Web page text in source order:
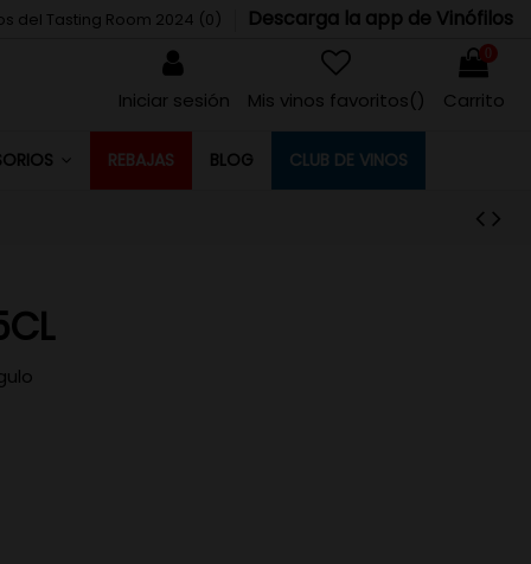
del Tasting Room 2024 (0) Descarga la app de Vinófilos
Iniciar sesión Mis vinos favoritos() Carrito
REBAJAS BLOG CLUB DE VINOS